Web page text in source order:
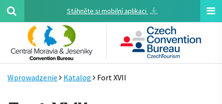
Stáhněte si mobilní aplikaci
Wprowadzenie Katalog Fort XVII